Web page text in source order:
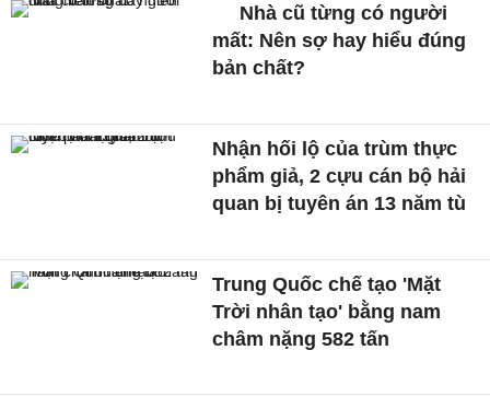
Nhà cũ từng có người
mất: Nên sợ hay hiểu đúng
bản chất?
Nhận hối lộ của trùm thực
phẩm giả, 2 cựu cán bộ hải
quan bị tuyên án 13 năm tù
Trung Quốc chế tạo 'Mặt
Trời nhân tạo' bằng nam
châm nặng 582 tấn